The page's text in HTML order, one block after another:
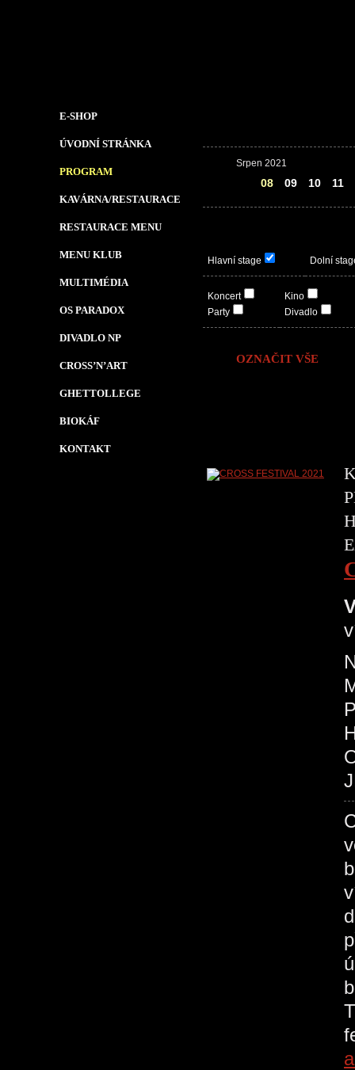
E-SHOP
ÚVODNÍ STRÁNKA
PROGRAM
KAVÁRNA/RESTAURACE
RESTAURACE MENU
MENU KLUB
MULTIMÉDIA
OS PARADOX
DIVADLO NP
CROSS’N’ART
GHETTOLLEGE
BIOKÁF
KONTAKT
Srpen 2021
08 09 10 11
Hlavní stage Dolní
Koncert
Party
Kino
Divadlo
OZNAČIT VŠE